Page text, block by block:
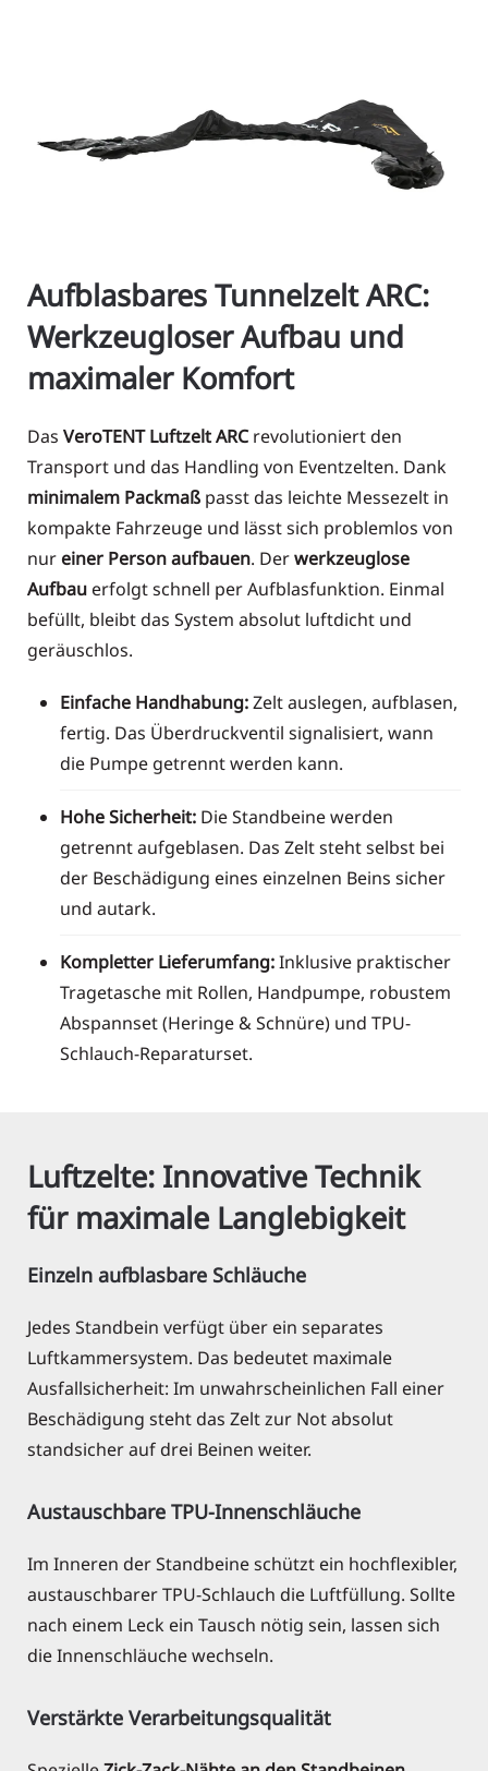
Aufblasbares Tunnelzelt ARC:
Werkzeugloser Aufbau und
maximaler Komfort
Das VeroTENT Luftzelt ARCrevolutioniert den
Transport und das Handling von Eventzelten. Dank
minimalem Packmaß passt das leichte Messezelt in
kompakte Fahrzeuge und lässt sich problemlos von
nur einer Person aufbauen. Derwerkzeuglose
Aufbau erfolgt schnell per Aufblasfunktion. Einmal
befüllt, bleibt das System absolut luftdicht und
geräuschlos.
Einfache Handhabung:Zelt auslegen, aufblasen,
fertig. Das Überdruckventil signalisiert, wann
die Pumpe getrennt werden kann.
Hohe Sicherheit: Die Standbeine werden
getrennt aufgeblasen. Das Zelt steht selbst bei
der Beschädigung eines einzelnen Beins sicher
und autark.
Kompletter Lieferumfang:Inklusive praktischer
Tragetasche mit Rollen, Handpumpe, robustem
Abspannset (Heringe & Schnüre) und TPU-
Schlauch-Reparaturset.
Luftzelte: Innovative Technik
für maximale Langlebigkeit
Einzeln aufblasbare Schläuche
Jedes Standbein verfügt über ein separates
Luftkammersystem. Das bedeutet maximale
Ausfallsicherheit: Im unwahrscheinlichen Fall einer
Beschädigung steht das Zelt zur Not absolut
standsicher auf drei Beinen weiter.
Austauschbare TPU-Innenschläuche
Im Inneren der Standbeine schützt ein hochflexibler,
austauschbarer TPU-Schlauch die Luftfüllung. Sollte
nach einem Leck ein Tausch nötig sein, lassen sich
die Innenschläuche wechseln.
Verstärkte Verarbeitungsqualität